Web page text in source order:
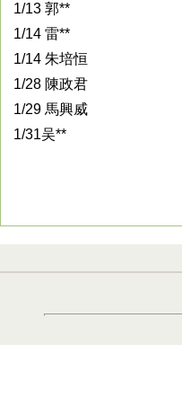
1/13 郭**
1/14 雷**
1/14 朱培恒
1/28 陳政君
1/29 馬興威
1/31吴**